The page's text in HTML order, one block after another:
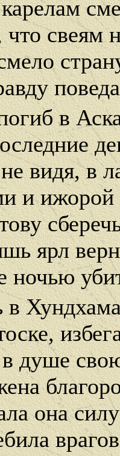
свеям не
страну
в
в
ижорой
убит
душе
она силу